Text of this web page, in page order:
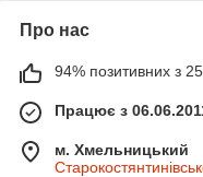
Про нас
94% позитивних з
Працює з
м. Хмельницький